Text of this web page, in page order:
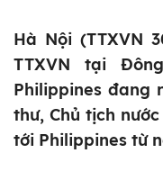
Hà Nội (TTXVN
TTXVN tại
Philippines đang
thư, Chủ tịch
tới Philippines từ